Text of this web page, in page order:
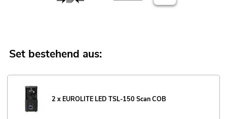
Set bestehend aus:
2 x EUROLITE LED TSL-150 Scan COB